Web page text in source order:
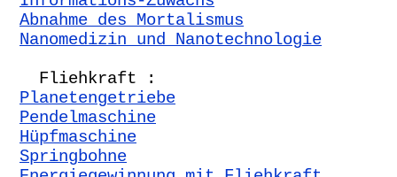
Abnahme des Mortalismus
Nanomedizin und Nanotechnologie
Fliehkraft :
Planetengetriebe
Pendelmaschine
Hüpfmaschine
Springbohne